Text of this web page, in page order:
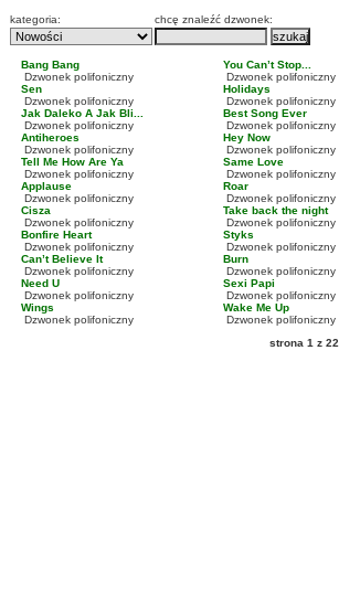
kategoria: chcę znaleźć dzwonek:
Bang Bang
Dzwonek polifoniczny
You Can’t Stop...
Dzwonek polifoniczny
Sen
Dzwonek polifoniczny
Holidays
Dzwonek polifoniczny
Jak Daleko A Jak Bli...
Dzwonek polifoniczny
Best Song Ever
Dzwonek polifoniczny
Antiheroes
Dzwonek polifoniczny
Hey Now
Dzwonek polifoniczny
Tell Me How Are Ya
Dzwonek polifoniczny
Same Love
Dzwonek polifoniczny
Applause
Dzwonek polifoniczny
Roar
Dzwonek polifoniczny
Cisza
Dzwonek polifoniczny
Take back the night
Dzwonek polifoniczny
Bonfire Heart
Dzwonek polifoniczny
Styks
Dzwonek polifoniczny
Can’t Believe It
Dzwonek polifoniczny
Burn
Dzwonek polifoniczny
Need U
Dzwonek polifoniczny
Sexi Papi
Dzwonek polifoniczny
Wings
Dzwonek polifoniczny
Wake Me Up
Dzwonek polifoniczny
strona 1 z 22